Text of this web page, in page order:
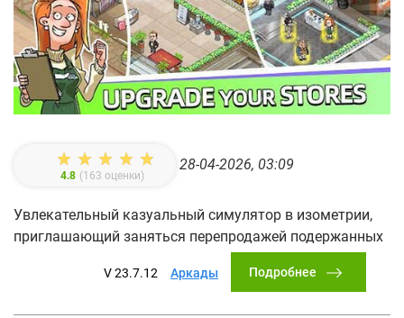
4.8 (163 оценки)
28-04-2026, 03:09
Увлекательный казуальный симулятор в изометрии,
приглашающий заняться перепродажей подержанных
V 23.7.12 Аркады Подробнее